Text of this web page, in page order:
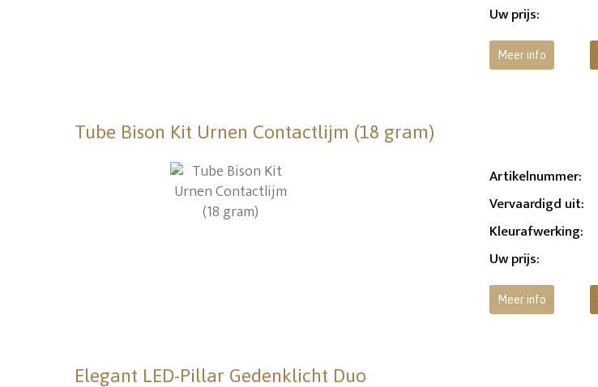
Uw prijs:
Meer info
Tube Bison Kit Urnen Contactlijm (18 gram)
Artikelnummer:
Vervaardigd uit:
Kleurafwerking:
Uw prijs:
Meer info
Elegant LED-Pillar Gedenklicht Duo